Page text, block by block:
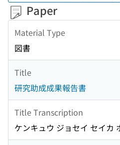
Paper
Material Type
図書
Title
研究助成成果報告書
Title Transcription
ケンキュウ ジョセイ セイカ